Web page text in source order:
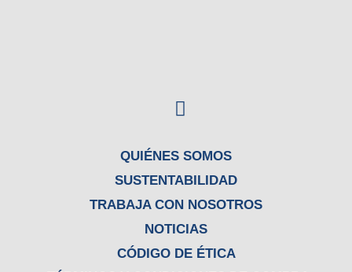
F
a
e
b
o
o
k
QUIÉNES SOMOS
SUSTENTABILIDAD
TRABAJA CON NOSOTROS
NOTICIAS
CÓDIGO DE ÉTICA